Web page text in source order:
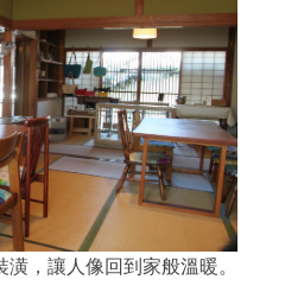
，讓人像回到家般溫暖。